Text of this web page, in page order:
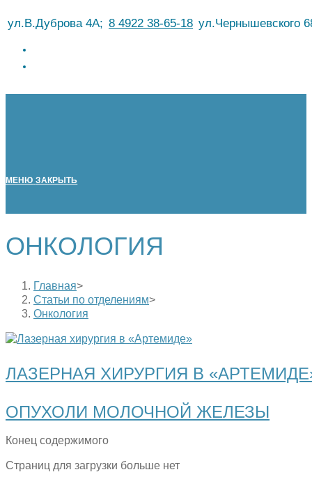
кул.В.Дуброва 4А; 8 4922 38-65-18 ул.Чернышевского
МЕНЮ ЗАКРЫТЬ
ОНКОЛОГИЯ
Главная>
Статьи по отделениям>
Онкология
ЛАЗЕРНАЯ ХИРУРГИЯ В
ОПУХОЛИ МОЛОЧНОЙ ЖЕЛЕЗЫ
Конец содержимого
Страниц для загрузки больше нет